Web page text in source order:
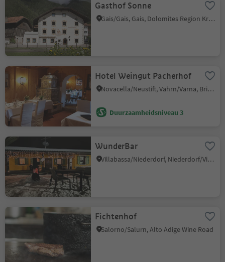
Gasthof Sonne
Gais/Gais, Gais, Dolomites Region Kronplatz/Plan de Corones
Hotel Weingut Pacherhof
Novacella/Neustift, Vahrn/Varna, Brixen/Bressanone and environs
Duurzaamheidsniveau 3
WunderBar
Villabassa/Niederdorf, Niederdorf/Villabassa, Dolomites Region 3 Zinnen
Fichtenhof
Salorno/Salurn, Alto Adige Wine Road